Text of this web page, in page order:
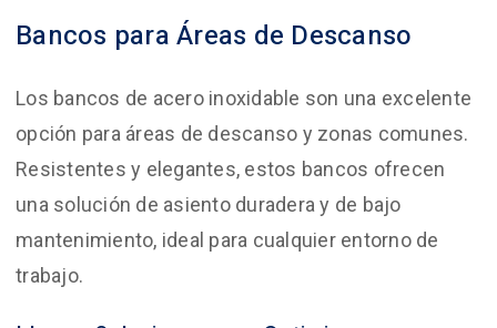
Bancos para Áreas de Descanso
Los bancos de acero inoxidable son una excelente
opción para áreas de descanso y zonas comunes.
Resistentes y elegantes, estos bancos ofrecen
una solución de asiento duradera y de bajo
mantenimiento, ideal para cualquier entorno de
trabajo.